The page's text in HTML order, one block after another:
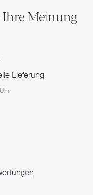
Meinung
Lieferung